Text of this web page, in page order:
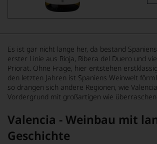
Es ist gar nicht lange her, da bestand
erster Linie aus Rioja, Ribera del Duero und
Priorat. Ohne Frage, hier entstehen
den letzten Jahren ist Spaniens Weinwelt
so drängen sich andere Regionen, wie
Vordergrund mit großartigen wie
Valencia - Weinbau mit
Geschichte